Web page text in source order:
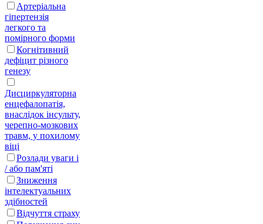
Артеріальна
гіпертензія
легкого та
помірного форми
Когнітивний
дефіцит різного
генезу
Дисциркуляторна
енцефалопатія,
внаслідок інсульту,
черепно-мозкових
травм, у похилому
віці
Розлади уваги і
/ або пам'яті
Зниження
інтелектуальних
здібностей
Відчуття страху